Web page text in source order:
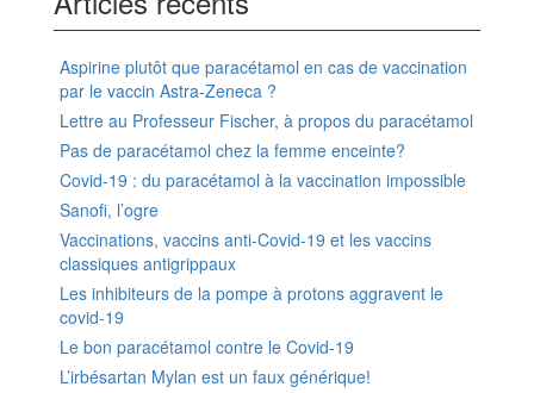
Aspirine plutôt que paracétamol en cas de vaccination
par le vaccin Astra-Zeneca ?
Lettre au Professeur Fischer, à propos du paracétamol
Pas de paracétamol chez la femme enceinte?
Covid-19 : du paracétamol à la vaccination impossible
Sanofi, l’ogre
Vaccinations, vaccins anti-Covid-19 et les vaccins
classiques antigrippaux
Les inhibiteurs de la pompe à protons aggravent le
covid-19
Le bon paracétamol contre le Covid-19
L’irbésartan Mylan est un faux générique!